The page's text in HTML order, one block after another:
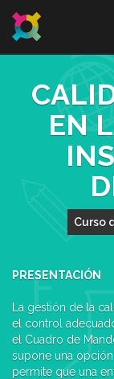
EN
Curso
PRESENTACIÓN
La gestión de la
el control
el Cuadro de
supone una
permite que una